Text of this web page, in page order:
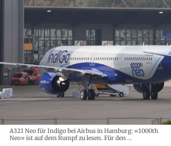
A321 Neo für Indigo bei Airbus in Hamburg: «1000th
Neo» ist auf dem Rumpf zu lesen. Für den ...